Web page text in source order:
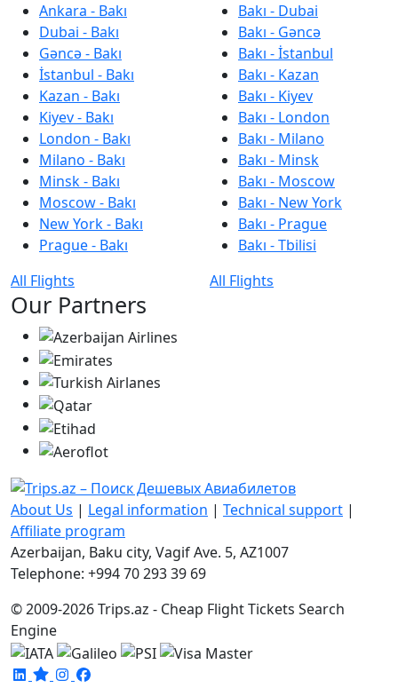
Ankara - Bakı
Dubai - Bakı
Gəncə - Bakı
İstanbul - Bakı
Kazan - Bakı
Kiyev - Bakı
London - Bakı
Milano - Bakı
Minsk - Bakı
Moscow - Bakı
New York - Bakı
Prague - Bakı
All Flights
Bakı - Dubai
Bakı - Gəncə
Bakı - İstanbul
Bakı - Kazan
Bakı - Kiyev
Bakı - London
Bakı - Milano
Bakı - Minsk
Bakı - Moscow
Bakı - New York
Bakı - Prague
Bakı - Tbilisi
All Flights
Our Partners
About Us | Legal information | Technical support |
Affiliate program
Azerbaijan, Baku city, Vagif Ave. 5, AZ1007
Telephone: +994 70 293 39 69
© 2009-2026 Trips.az - Cheap Flight Tickets Search
Engine